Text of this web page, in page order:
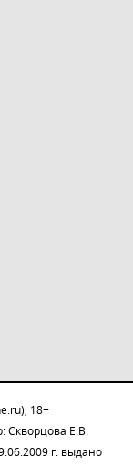
18+
Скворцова Е.В.
г. выдано